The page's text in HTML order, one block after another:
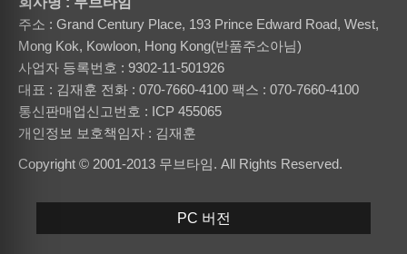
주소 : Grand Century Place, 193 Prince Edward Road, West,
Mong Kok, Kowloon, Hong Kong(반품주소아님)
사업자 등록번호 : 9302-11-501926
대표 : 김재훈 전화 : 070-7660-4100 팩스 : 070-7660-4100
통신판매업신고번호 : ICP 455065
개인정보 보호책임자 : 김재훈
Copyright © 2001-2013 무브타임. All Rights Reserved.
PC 버전